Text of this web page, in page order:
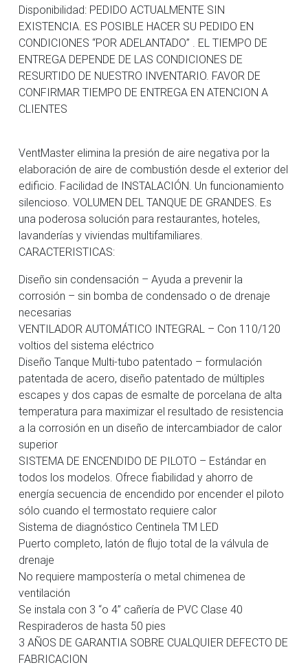
Disponibilidad: PEDIDO ACTUALMENTE SIN
EXISTENCIA. ES POSIBLE HACER SU PEDIDO EN
CONDICIONES “POR ADELANTADO” . EL TIEMPO DE
ENTREGA DEPENDE DE LAS CONDICIONES DE
RESURTIDO DE NUESTRO INVENTARIO. FAVOR DE
CONFIRMAR TIEMPO DE ENTREGA EN ATENCION A
CLIENTES
VentMaster elimina la presión de aire negativa por la
elaboración de aire de combustión desde el exterior del
edificio. Facilidad de INSTALACIÓN. Un funcionamiento
silencioso. VOLUMEN DEL TANQUE DE GRANDES. Es
una poderosa solución para restaurantes, hoteles,
lavanderías y viviendas multifamiliares.
CARACTERISTICAS:
Diseño sin condensación – Ayuda a prevenir la
corrosión – sin bomba de condensado o de drenaje
necesarias
VENTILADOR AUTOMÁTICO INTEGRAL – Con 110/120
voltios del sistema eléctrico
Diseño Tanque Multi-tubo patentado – formulación
patentada de acero, diseño patentado de múltiples
escapes y dos capas de esmalte de porcelana de alta
temperatura para maximizar el resultado de resistencia
a la corrosión en un diseño de intercambiador de calor
superior
SISTEMA DE ENCENDIDO DE PILOTO – Estándar en
todos los modelos. Ofrece fiabilidad y ahorro de
energía secuencia de encendido por encender el piloto
sólo cuando el termostato requiere calor
Sistema de diagnóstico Centinela TM LED
Puerto completo, latón de flujo total de la válvula de
drenaje
No requiere mampostería o metal chimenea de
ventilación
Se instala con 3 “o 4” cañería de PVC Clase 40
Respiraderos de hasta 50 pies
3 AÑOS DE GARANTIA SOBRE CUALQUIER DEFECTO DE
FABRICACION